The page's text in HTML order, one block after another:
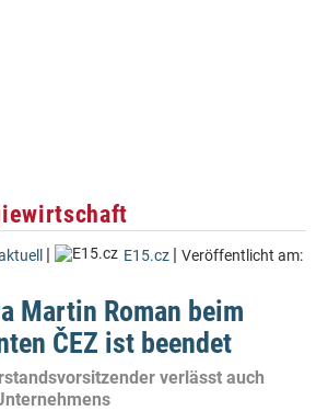
| E15.cz | Veröffentlicht am:
Martin Roman beim
ČEZ ist beendet
verlässt auch